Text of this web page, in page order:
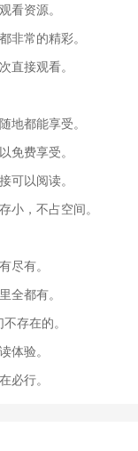
看资源。
非常的精彩。
直接观看。
地都能享受。
免费享受。
可以阅读。
小，不占空间。
尽有。
全都有。
存在的。
体验。
必行。